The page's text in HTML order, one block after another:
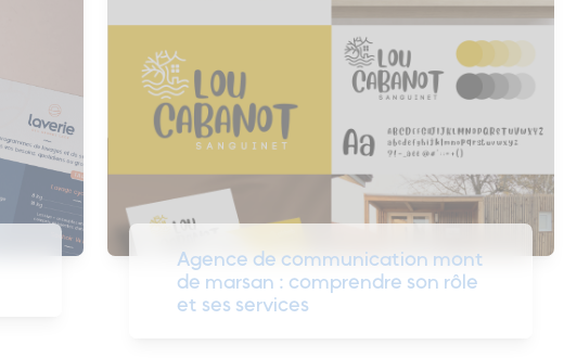
Agence de communication mont
de marsan : comprendre son rôle
et ses services